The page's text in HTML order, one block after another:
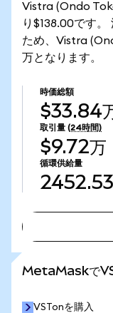
Vistra (Ondo
り$138.00です
ため、Vistra
万となります。
時価総額
$33.84
取引量 (24時間)
$9.72万
循環供給量
2452.53
MetaMaskで
VSTonを購入